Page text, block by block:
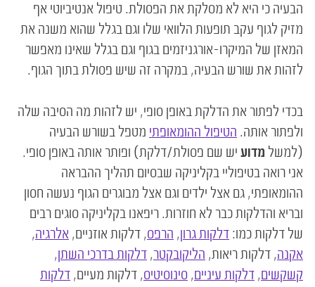
הבעיה כי היא לא מסלקת את הפסולת. טיפול אנטיביוטי אף
מזיק לגוף עקב תופעות הלוואי שלו וגם בגלל שהוא משנה את
המאזן של המיקרו-אורגניזמים בגוף וגם בגלל שאינו מאפשר
לזהות את שורש הבעיה, במקרה זה שיש פסולת בתוך הגוף.
בכדי לפתור את הדלקת באופן סופי, יש לזהות מה הסיבה שלה
ולפתור אותה. הטיפול ההומאופתי מטפל בשורש הבעיה
(למשל מדוע יש שם פסולת/דלקת) ופותר אותה באופן סופי.
אני רואה בטיפוליי בקליניקה שבסיום תהליך ההבראה
ההומאופתי, גם אצל ילדים וגם אצל מבוגרים הגוף נעשה חסון
ובריא והדלקות כבר לא חוזרות. ריפאנו בקליניקה סוגים רבים
של דלקות כמו: דלקות גרון, הרפס, דלקות אוזניים, אלרגיה,
אקנה, דלקות ריאות, הליקובקטר, דלקות בדרכי השתן,
קשקשים, דלקות עיניים, סינוסיטיס, דלקות מעיים, דלקות